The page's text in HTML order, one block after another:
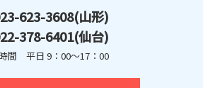
623-3608(山形)
378-6401(仙台)
間 平日 9：00～17：00